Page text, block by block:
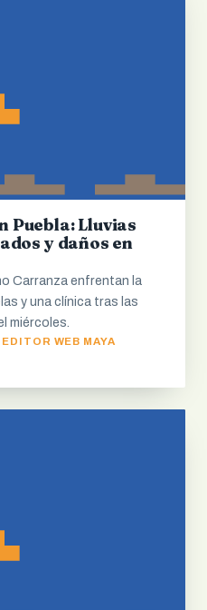
Puebla: Lluvias
y daños en
Carranza enfrentan la
y una clínica tras las
miércoles.
WEB MAYA